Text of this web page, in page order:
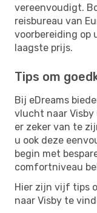
vereenvoudigt.
reisbureau van
voorbereiding op
laagste prijs.
Tips om
Bij eDreams
vlucht naar Visby
er zeker van te
u ook deze
begin met
comfortniveau
Hier zijn vijf tips
naar Visby te